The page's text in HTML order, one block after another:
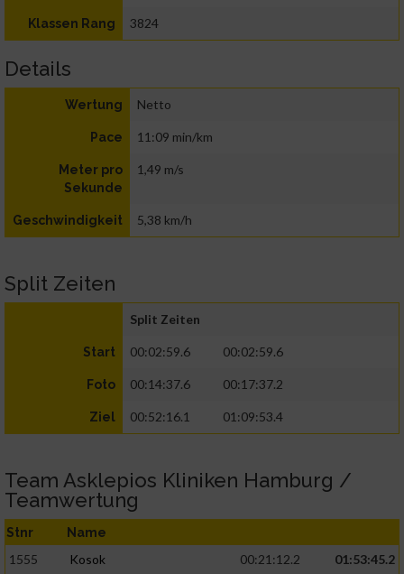
Klassen Rang 3824
Details
Wertung Netto
Pace 11:09 min/km
Meter pro
Sekunde
1,49 m/s
Geschwindigkeit 5,38 km/h
Split Zeiten
Split Zeiten
Start 00:02:59.6 00:02:59.6
Foto 00:14:37.6 00:17:37.2
Ziel 00:52:16.1 01:09:53.4
Team Asklepios Kliniken Hamburg /
Teamwertung
Stnr Name
1555 Kosok 00:21:12.2
01:53:45.2